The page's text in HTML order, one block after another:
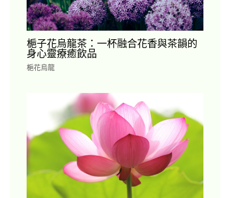
梔子花烏龍茶：一杯融合花香與茶韻的
身心靈療癒飲品
梔花烏龍